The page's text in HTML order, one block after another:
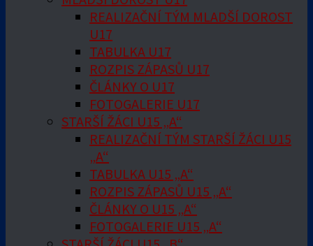
REALIZAČNÍ TÝM MLADŠÍ DOROST
U17
TABULKA U17
ROZPIS ZÁPASŮ U17
ČLÁNKY O U17
FOTOGALERIE U17
STARŠÍ ŽÁCI U15 „A“
REALIZAČNÍ TÝM STARŠÍ ŽÁCI U15
„A“
TABULKA U15 „A“
ROZPIS ZÁPASŮ U15 „A“
ČLÁNKY O U15 „A“
FOTOGALERIE U15 „A“